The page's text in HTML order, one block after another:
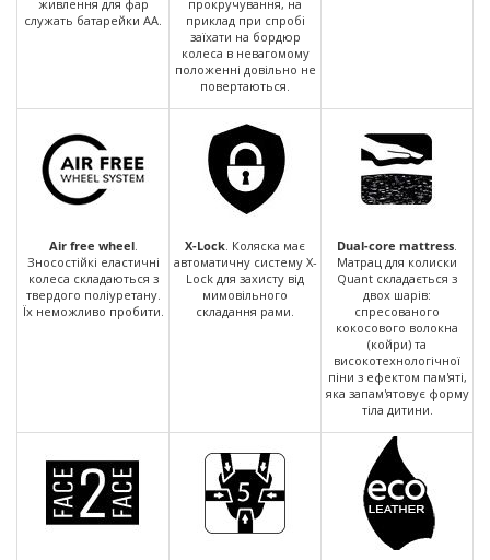
живлення для фар
служать батарейки АА.
прокручування, на
приклад при спробі
заїхати на бордюр
колеса в невагомому
положенні довільно не
повертаються.
Air free wheel.
Зносостійкі еластичні
колеса складаються з
твердого поліуретану.
Їх неможливо пробити.
X-Lock. Коляска має
автоматичну систему X-
Lock для захисту від
мимовільного
складання рами.
Dual-core mattress.
Матрац для колиски
Quant складається з
двох шарів:
спресованого
кокосового волокна
(койри) та
високотехнологічної
піни з ефектом пам'яті,
яка запам'ятовує форму
тіла дитини.